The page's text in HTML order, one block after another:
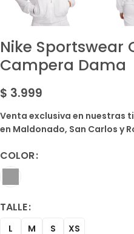
Nike Sportswear
Campera Dama
$ 3.999
Venta exclusiva en nuestras
en Maldonado, San Carlos y
COLOR
TALLE
L M S XS